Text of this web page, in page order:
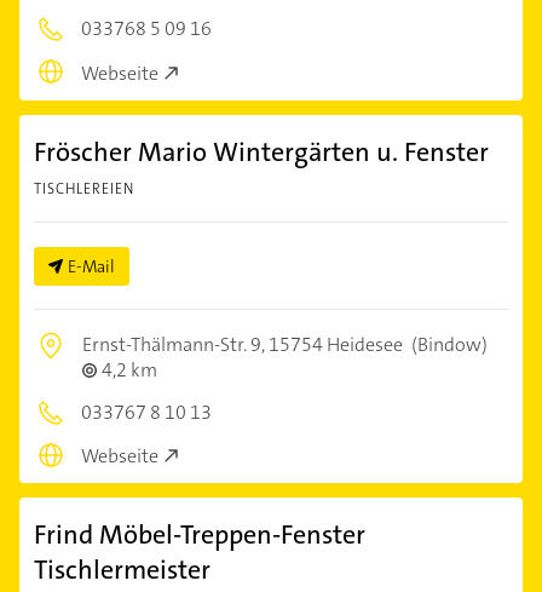
033768 5 09 16
Webseite
Fröscher Mario Wintergärten u. Fenster
TISCHLEREIEN
E-Mail
Ernst-Thälmann-Str. 9,15754 Heidesee (Bindow)
4,2 km
033767 8 10 13
Webseite
Frind Möbel-Treppen-Fenster
Tischlermeister